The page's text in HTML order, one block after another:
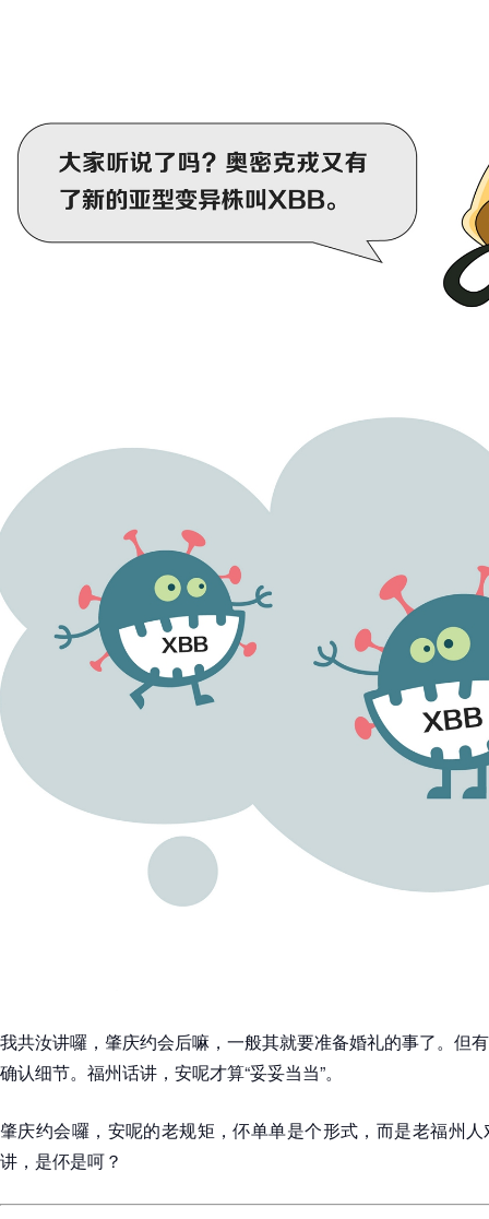
我共汝讲囉，肇庆约会后嘛，一般其就要准备婚礼的事了。但
确认细节。福州话讲，安呢才算“妥妥当当”。
肇庆约会囉，安呢的老规矩，伓单单是个形式，而是老福州
讲，是伓是呵？